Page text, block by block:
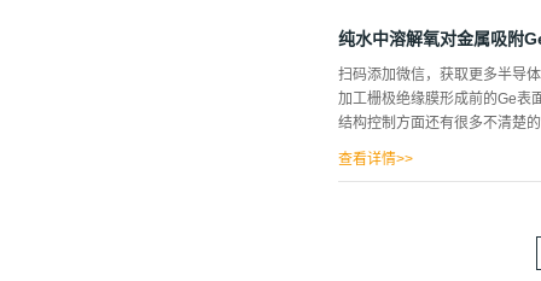
验装置的概略为图1所示，实
中，通过臭氧微气泡进行光刻
30.3℃，30.0～30.9℃，气泡源
使用了能量分散型荧光X射线
和总结图2显示的是臭氧鼓泡
纯水中溶解氧对金属吸附
扫码添加微信，获取更多半导
加工栅极绝缘膜形成前的Ge表
结构控制方面还有很多不清楚
另一方面，当将Ge（100）浸
查看详情>>